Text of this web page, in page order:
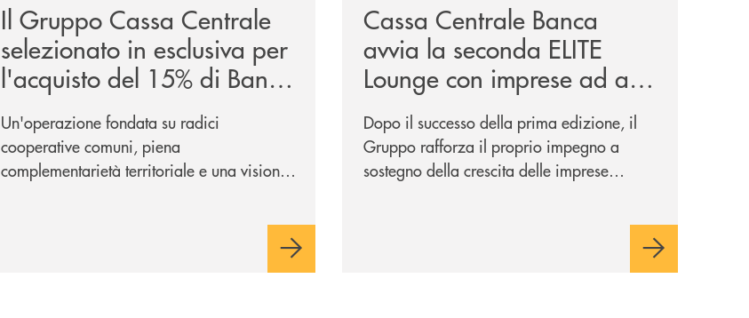
Il Gruppo Cassa Centrale
selezionato in esclusiva per
l'acquisto del 15% di Banca
Cambiano 1884
Un'operazione fondata su radici
cooperative comuni, piena
complementarietà territoriale e una visione
Cassa Centrale Banca
avvia la seconda ELITE
Lounge con imprese ad alto
potenziale
Dopo il successo della prima edizione, il
Gruppo rafforza il proprio impegno a
sostegno della crescita delle imprese